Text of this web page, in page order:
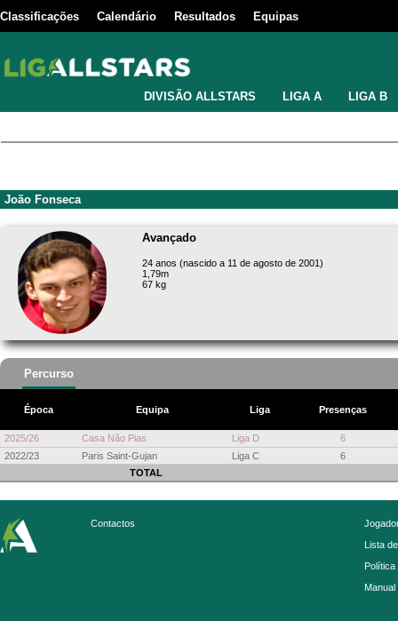
Classificações Calendário Resultados Equipas
DIVISÃO ALLSTARS LIGA A LIGA B
João Fonseca
Avançado
24 anos (nascido a 11 de agosto de 2001)
1,79m
67 kg
Percurso
Época Equipa Liga Presenças
2025/26 Casa Não Pias Liga D
6
2022/23
Paris Saint-Gujan Liga C
6
TOTAL
Contactos
Lista
Política